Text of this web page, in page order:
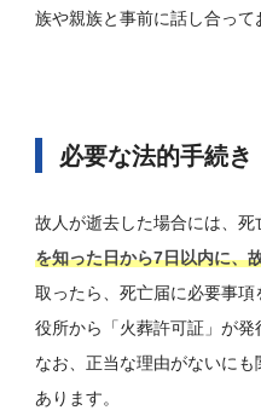
族や親族と事前に話し合って
必要な法的手続き
故人が逝去した場合には、死
を知った日から7日以内に、
取ったら、死亡届に必要事項
役所から「火葬許可証」が発
なお、正当な理由がないに
あります。